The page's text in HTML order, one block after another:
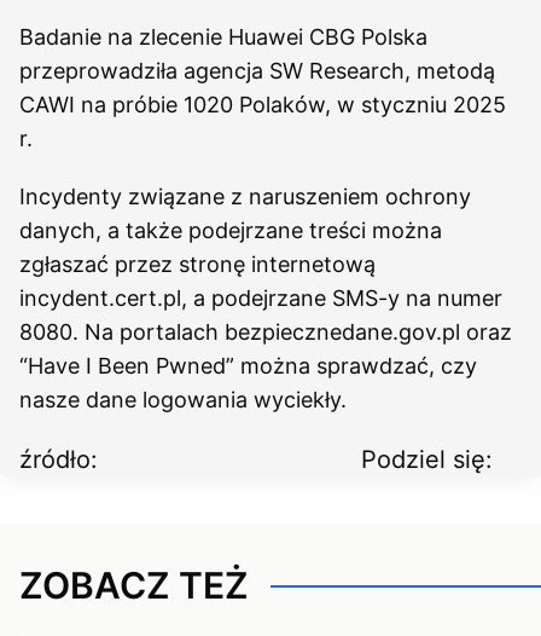
Badanie na zlecenie Huawei CBG Polska
przeprowadziła agencja SW Research, metodą
CAWI na próbie 1020 Polaków, w styczniu 2025
r.
Incydenty związane z naruszeniem ochrony
danych, a także podejrzane treści można
zgłaszać przez stronę internetową
incydent.cert.pl, a podejrzane SMS-y na numer
8080. Na portalach bezpiecznedane.gov.pl oraz
“Have I Been Pwned” można sprawdzać, czy
nasze dane logowania wyciekły.
źródło: Podziel się:
ZOBACZ TEŻ